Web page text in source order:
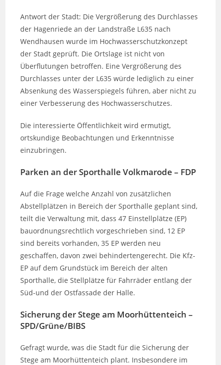
Antwort der Stadt: Die Vergrößerung des Durchlasses
der Hagenriede an der Landstraße L635 nach
Wendhausen wurde im Hochwasserschutzkonzept
der Stadt geprüft. Die Ortslage ist nicht von
Überflutungen betroffen. Eine Vergrößerung des
Durchlasses unter der L635 würde lediglich zu einer
Absenkung des Wasserspiegels führen, aber nicht zu
einer Verbesserung des Hochwasserschutzes.
Die interessierte Öffentlichkeit wird ermutigt,
ortskundige Beobachtungen und Erkenntnisse
einzubringen.
Parken an der Sporthalle Volkmarode – FDP
Auf die Frage welche Anzahl von zusätzlichen
Abstellplätzen in Bereich der Sporthalle geplant sind,
teilt die Verwaltung mit, dass 47 Einstellplätze (EP)
bauordnungsrechtlich vorgeschrieben sind, 12 EP
sind bereits vorhanden, 35 EP werden neu
geschaffen, davon zwei behindertengerecht. Die Kfz-
EP auf dem Grundstück im Bereich der alten
Sporthalle, die Stellplätze für Fahrräder entlang der
Süd-und der Ostfassade der Halle.
Sicherung der Stege am Moorhüttenteich –
SPD/Grüne/BIBS
Gefragt wurde, was die Stadt für die Sicherung der
Stege am Moorhüttenteich plant. Insbesondere im